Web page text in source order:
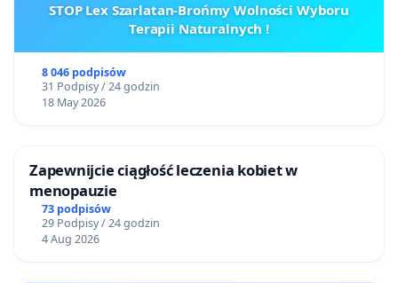
STOP Lex Szarlatan-Brońmy Wolności Wyboru
Terapii Naturalnych !
8 046 podpisów
31 Podpisy / 24 godzin
18 May 2026
Zapewnijcie ciągłość leczenia kobiet w
menopauzie
73 podpisów
29 Podpisy / 24 godzin
4 Aug 2026